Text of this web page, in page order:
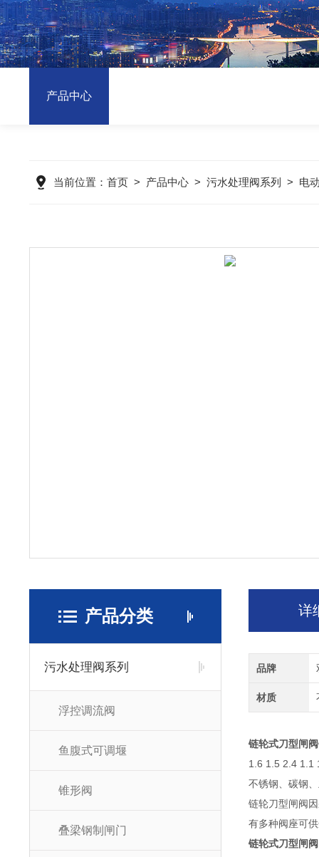
产品中心
当前位置： 首页> 产品中心> 污水处理阀系列 > 电
产品分类
污水处理阀系列
浮控调流阀
鱼腹式可调堰
锥形阀
叠梁钢制闸门
详
品牌
材质
链轮式刀型闸阀
1.6 1.5 2.4 1.1
不锈钢、碳钢
链轮刀型闸阀
有多种阀座可
链轮式刀型闸阀